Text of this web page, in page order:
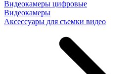
Видеокамеры цифровые
Видеокамеры
Аксессуары для съемки видео